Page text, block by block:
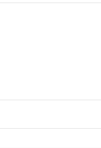
pubblicità e